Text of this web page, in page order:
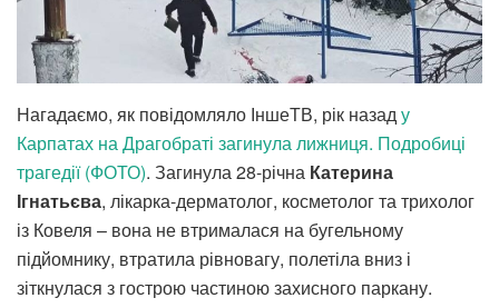
Нагадаємо, як повідомляло ІншеТВ, рік назаду
Карпатах на Драгобраті загинула лижниця. Подробиці
трагедії (ФОТО). Загинула 28-річна Катерина
Ігнатьєва, лікарка-дерматолог, косметолог та трихолог
із Ковеля – вона не втрималася на бугельному
підйомнику, втратила рівновагу, полетіла вниз і
зіткнулася з гострою частиною захисного паркану.